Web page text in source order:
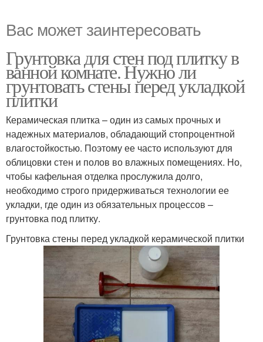
Вас может заинтересовать
Грунтовка для стен под плитку в
ванной комнате. Нужно ли
грунтовать стены перед укладкой
плитки
Керамическая плитка – один из самых прочных и
надежных материалов, обладающий стопроцентной
влагостойкостью. Поэтому ее часто используют для
облицовки стен и полов во влажных помещениях. Но,
чтобы кафельная отделка прослужила долго,
необходимо строго придерживаться технологии ее
укладки, где один из обязательных процессов –
грунтовка под плитку.
Грунтовка стены перед укладкой керамической плитки